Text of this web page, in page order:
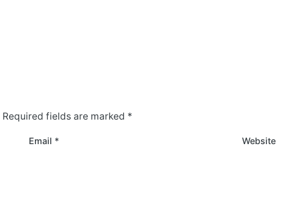
Required fields are marked *
Email * Website